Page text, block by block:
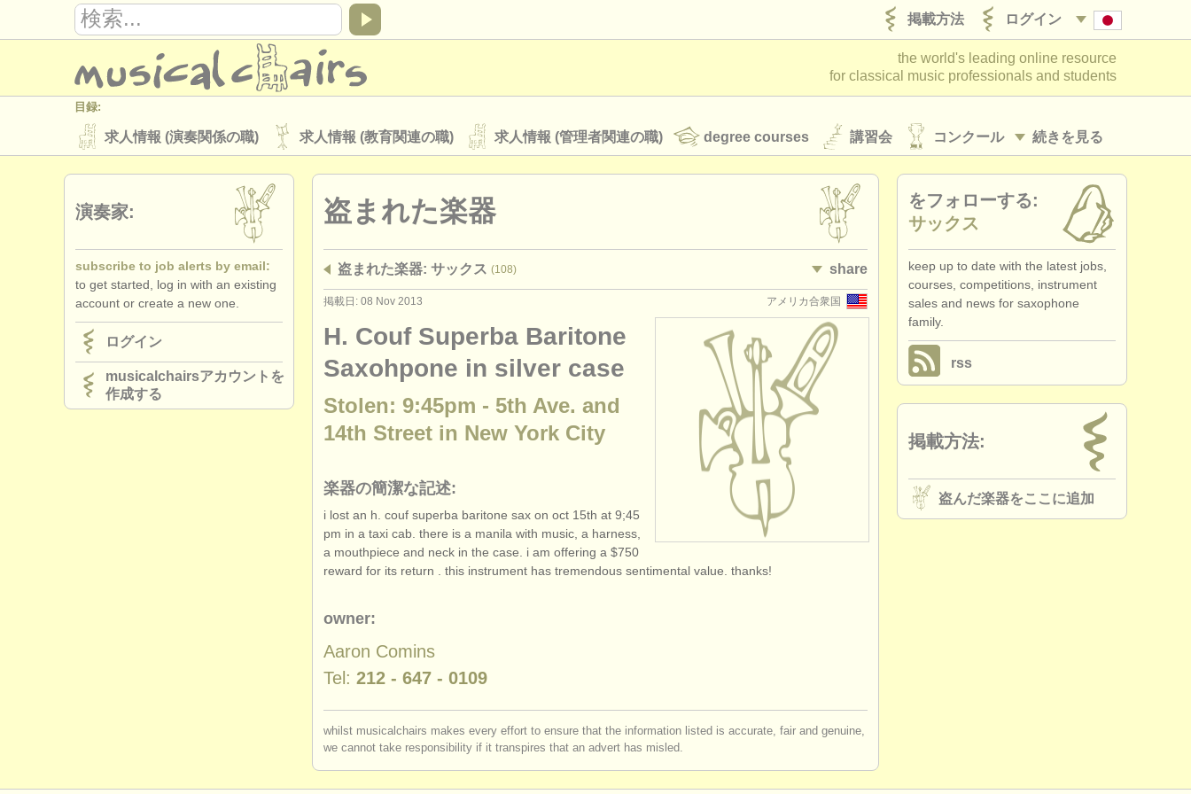
ログイン
掲載方法
the world's leading online resource
for classical music professionals and students
目録:
続きを見る
求人情報 (演奏関係の職) 求人情報 (教育関連の職) 求人情報 (管理者関連の職) degree courses 講習会 コンクール
楽器の販売 盗まれた楽器
ディレクトリー:
音楽学校
musicalchairs:
musicalchairsについて お問い合わせ
出版社:
掲載方法 find out about our ATS ログイン
盗まれた楽器
盗まれた楽器: サックス (108) share
アメリカ合衆国
掲載日: 08 Nov 2013
H. Couf Superba Baritone
Saxohpone in silver case
Stolen: 9:45pm - 5th Ave. and
14th Street in New York City
楽器の簡潔な記述:
i lost an h. couf superba baritone sax on oct 15th at 9;45
pm in a taxi cab. there is a manila with music, a harness,
a mouthpiece and neck in the case. i am offering a $750
reward for its return . this instrument has tremendous sentimental value. thanks!
owner:
Aaron Comins
Tel: 212 - 647 - 0109
whilst musicalchairs makes every effort to ensure that the information listed is accurate, fair and genuine,
we cannot take responsibility if it transpires that an advert has misled.
演奏家:
subscribe to job alerts by email:
to get started, log in with an existing
account or create a new one.
ログイン
musicalchairsアカウントを
作成する
をフォローする:
サックス
keep up to date with the latest jobs,
courses, competitions, instrument
sales and news for saxophone
family.
rss
掲載方法:
盗んだ楽器をここに追加